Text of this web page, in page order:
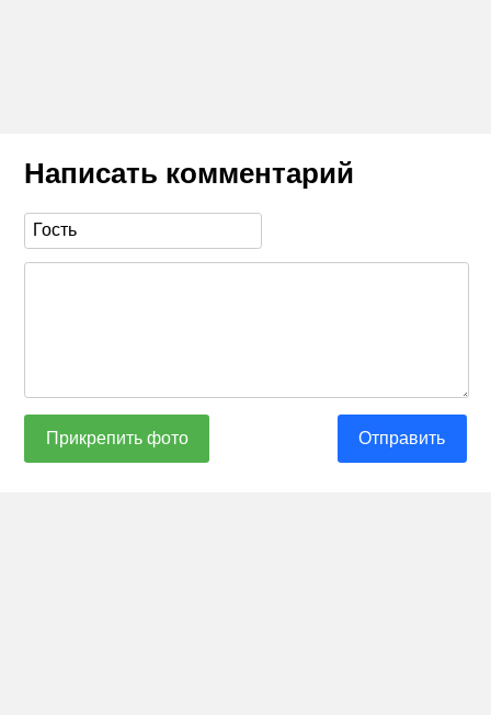
Написать комментарий
Прикрепить фото Отправить